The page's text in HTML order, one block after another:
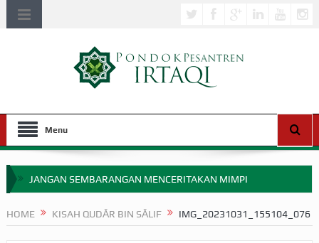
Menu
JANGAN SEMBARANGAN MENCERITAKAN MIMPI
HOME KISAH QUDĀR BIN SĀLIF IMG_20231031_155104_076